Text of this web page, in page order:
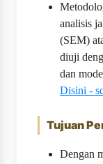
analisis
(SEM)
diuji
dan
Disini -
Tujuan
Dengan